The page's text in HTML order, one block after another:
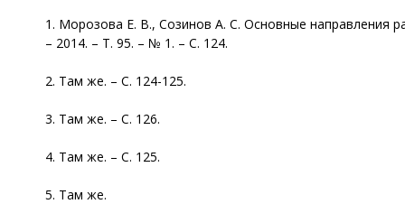
1. Морозова Е. В., Созинов А. С. Основные направления
– 2014. – Т. 95. – № 1. – С. 124.
2. Там же. – С. 124-125.
3. Там же. – С. 126.
4. Там же. – С. 125.
5. Там же.